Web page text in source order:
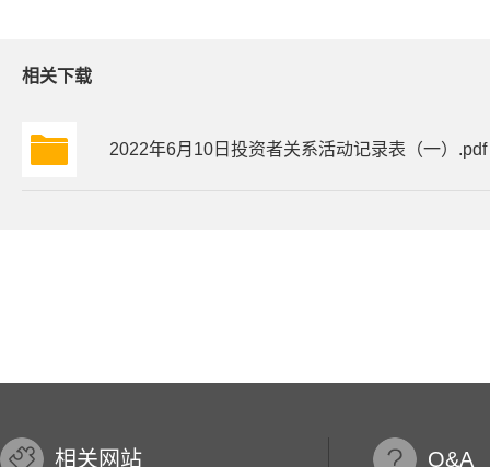
相关下载
2022年6月10日投资者关系活动记录表（一）.pdf
相关网站 Q&A